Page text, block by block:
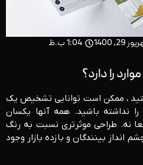
29, 1400
1:04 ب.ظ
را دارد؟
، ممکن است توانایی تشخیص یک
نداشته باشید. همه آنها یکسان
نه. طراحی موثرتری نسبت به رنگ
انداز بینندگان و بازده بازار وجود